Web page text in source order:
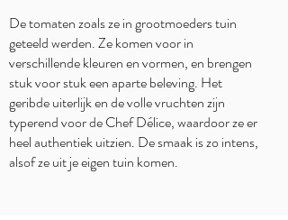
De tomaten zoals ze in grootmoeders tuin
geteeld werden. Ze komen voor in
verschillende kleuren en vormen, en brengen
stuk voor stuk een aparte beleving. Het
geribde uiterlijk en de volle vruchten zijn
typerend voor de Chef Délice, waardoor ze er
heel authentiek uitzien. De smaak is zo intens,
alsof ze uit je eigen tuin komen.